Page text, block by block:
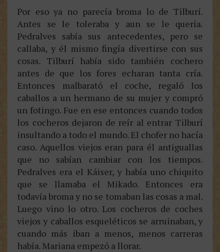
Por eso ya no parecía broma lo de Tilburí.
Antes se le toleraba y aun se le quería.
Pedralves sabía sus antecedentes, pero se
callaba, y él mismo fingía divertirse con sus
cosas. Tilburí había sido también cochero
antes de que los fores echaran tanta cría.
Entonces malbarató el coche, regaló los
caballos a un hermano de su mujer y compró
un fotingo. Fue en ese entonces cuando todos
los cocheros dejaron de reír al entrar Tilburí
insultando a todo el mundo. El chofer no hacía
caso. Aquellos viejos eran para él antiguallas
que no sabían cambiar con los tiempos.
Pedralves era el Káiser, y había uno chiquito
que se llamaba el Mikado. Entonces era
todavía broma y no se tomaban las cosas a mal.
Luego vino lo otro. Los cocheros de coches
viejos y caballos esqueléticos se arruinaban, y
cuando más iban a menos, menos carreras
había. Mariana empezó a llorar.